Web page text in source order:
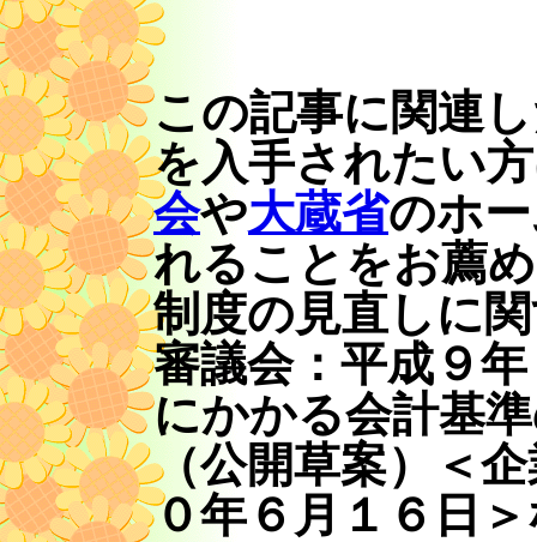
この記事に関連
を入手されたい
会や大蔵省のホ
れることをお薦
制度の見直しに
審議会：平成９
にかかる会計基
（公開草案）＜
０年６月１６日